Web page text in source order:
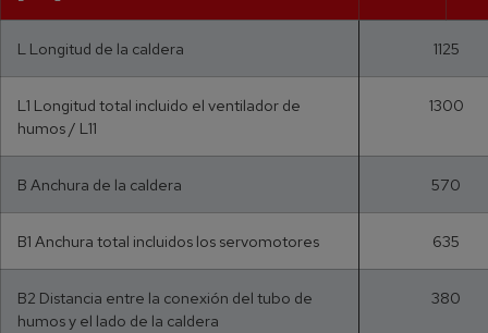
L Longitud de la caldera 1125
L1 Longitud total incluido el ventilador de
humos / L11
1300
B Anchura de la caldera 570
B1 Anchura total incluidos los servomotores 635
B2 Distancia entre la conexión del tubo de
humos y el lado de la caldera
380